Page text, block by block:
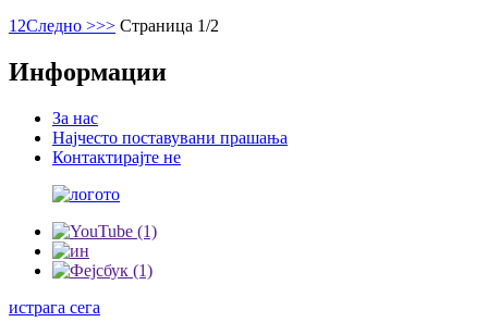
1 2Следно >>> Страница 1/2
Информации
За нас
Најчесто поставувани прашања
Контактирајте не
истрага сега